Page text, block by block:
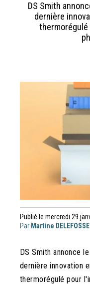
DS Smith
dernière
Publié le mercredi 29
Par Martine DELEFOSSE
DS Smith annonce
dernière innovation
thermorégulé pour